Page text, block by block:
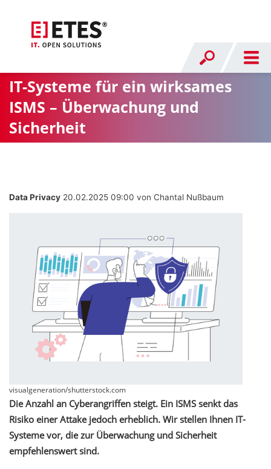
IT-Systeme für ein wirksames
ISMS – Überwachung und
Sicherheit
Data Privacy 20.02.2025 09:00 von Chantal Nußbaum
visualgeneration/shutterstock.com
Die Anzahl an Cyberangriffen steigt. Ein ISMS senkt das
Risiko einer Attake jedoch erheblich. Wir stellen Ihnen IT-
Systeme vor, die zur Überwachung und Sicherheit
empfehlenswert sind.